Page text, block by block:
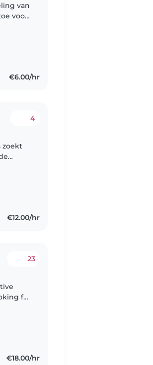
van
voor
€6.00/hr
4
zoekt
€12.00/hr
23
for
€18.00/hr